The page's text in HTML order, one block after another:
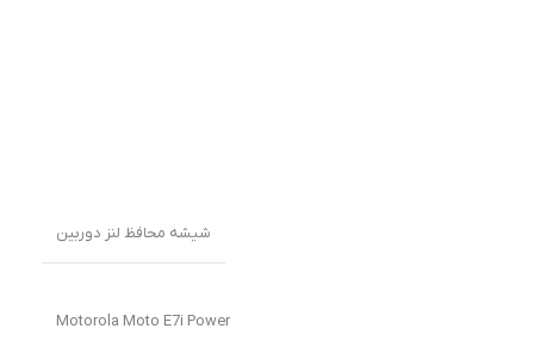
شیشه محافظ لنز دوربین
Motorola Moto E7i Power